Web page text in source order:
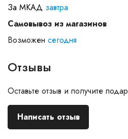
За МКАД завтра
Самовывоз из магазинов
Возможен сегодня
Отзывы
Оставьте отзыв и получите
Написать отзыв